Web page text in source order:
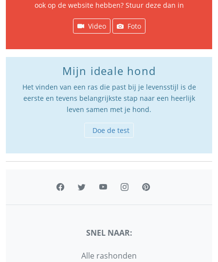
ook op de website hebben? Stuur deze dan in
Video Foto
Mijn ideale hond
Het vinden van een ras die past bij je levensstijl is de
eerste en tevens belangrijkste stap naar een heerlijk
leven samen met je hond.
Doe de test
SNEL NAAR:
Alle rashonden